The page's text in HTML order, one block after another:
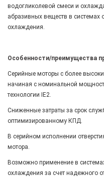
водогликолевой смеси и
абразивных веществ в системах
охлаждения.
Особенности/преимущества
Серийные моторы с более
начиная с номинальной
технологии IE2.
Сниженные затраты за срок
оптимизированному КПД.
В серийном исполнении
мотора.
Возможно применение в
охлаждения за счет надежного